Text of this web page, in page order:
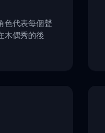
色代表每個聲
木偶秀的後